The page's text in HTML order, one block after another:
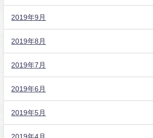
2019年9月
2019年8月
2019年7月
2019年6月
2019年5月
2019年4月